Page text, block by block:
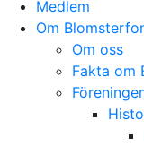
Medlem
Om
Om oss
Fakta om